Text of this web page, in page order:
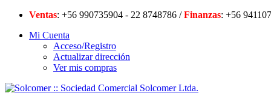
Ventas: +56 990735904 - 22 8748786 /Finanzas: +56
Mi Cuenta
Acceso/Registro
Actualizar dirección
Ver mis compras